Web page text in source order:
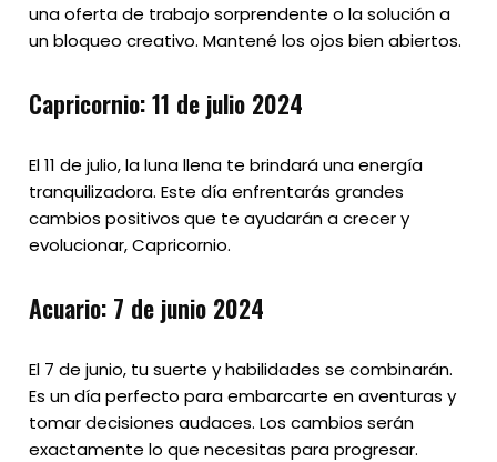
una oferta de trabajo sorprendente o la solución a
un bloqueo creativo. Mantené los ojos bien abiertos.
Capricornio: 11 de julio 2024
El 11 de julio, la luna llena te brindará una energía
tranquilizadora. Este día enfrentarás grandes
cambios positivos que te ayudarán a crecer y
evolucionar, Capricornio.
Acuario: 7 de junio 2024
El 7 de junio, tu suerte y habilidades se combinarán.
Es un día perfecto para embarcarte en aventuras y
tomar decisiones audaces. Los cambios serán
exactamente lo que necesitas para progresar.